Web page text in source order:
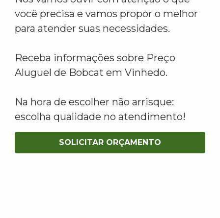
você precisa e vamos propor o melhor
para atender suas necessidades.
Receba informações sobre Preço
Aluguel de Bobcat em Vinhedo.
Na hora de escolher não arrisque:
escolha qualidade no atendimento!
SOLICITAR ORÇAMENTO